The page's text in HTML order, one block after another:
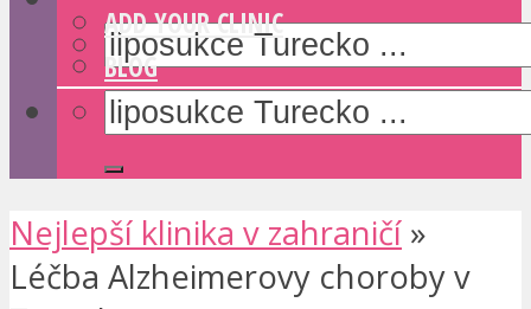
ADD YOUR CLINIC
BLOG
Nejlepší klinika v zahraničí »
Léčba Alzheimerovy choroby v